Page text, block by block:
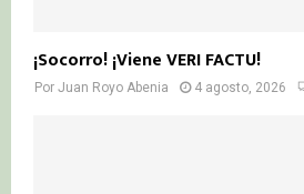
¡Socorro! ¡Viene VERI FACTU!
Por Juan Royo Abenia 4 agosto, 2026